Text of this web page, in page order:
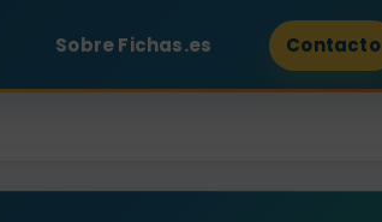
Sobre Fichas.es Contacto